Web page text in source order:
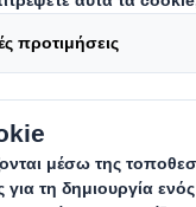
να
μας από
ρόλο να